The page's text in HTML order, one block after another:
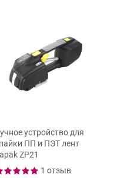
устройство для
ПП и ПЭТ лент
ZP21
1 отзыв